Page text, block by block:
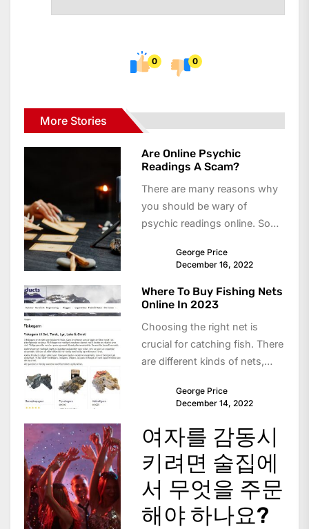
0 0
More Stories
Are Online Psychic
Readings A Scam?
There are many reasons why
you should be wary of
psychic readings online. Some
George Price
December 16, 2022
Where To Buy Fishing Nets
Online In 2023
Choosing the right net is
crucial for catching fish. There
are different kinds of nets,
George Price
December 14, 2022
여자를 감동시
키려면 술집에
서 무엇을 주문
해야 하나요?